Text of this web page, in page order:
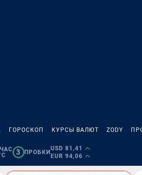
ГОРОСКОП КУРСЫ ВАЛЮТ ZODY
3 ПРОБКИ
USD 81,41
EUR 94,06